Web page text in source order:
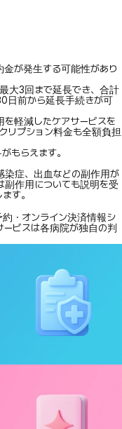
が発生する可能性があり
大3回まで延長でき、合計
日前から延長手続きが可
軽減したケアサービスを
リプション料金も全額負担
もらえます。
染症、出血などの副作用が
副作用についても説明を受
す。
・オンライン決済情報シ
ビスは各病院が独自の判